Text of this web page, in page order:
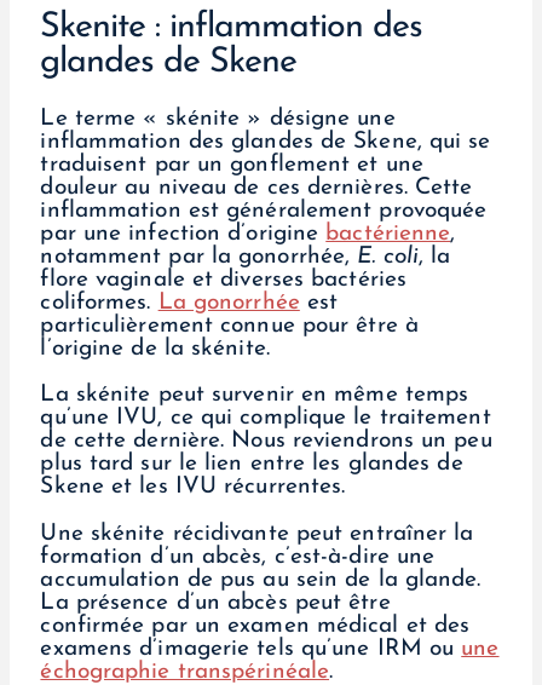
Skenite : inflammation des
glandes de Skene
Le terme « skénite » désigne une
inflammation des glandes de Skene, qui se
traduisent par un gonflement et une
douleur au niveau de ces dernières. Cette
inflammation est généralement provoquée
par une infection d’origine bactérienne,
notamment par la gonorrhée, E. coli, la
flore vaginale et diverses bactéries
coliformes. La gonorrhée est
particulièrement connue pour être à
l’origine de la skénite.
La skénite peut survenir en même temps
qu’une IVU, ce qui complique le traitement
de cette dernière. Nous reviendrons un peu
plus tard sur le lien entre les glandes de
Skene et les IVU récurrentes.
Une skénite récidivante peut entraîner la
formation d’un abcès, c’est-à-dire une
accumulation de pus au sein de la glande.
La présence d’un abcès peut être
confirmée par un examen médical et des
examens d’imagerie tels qu’une IRM ou une
échographie transpérinéale.